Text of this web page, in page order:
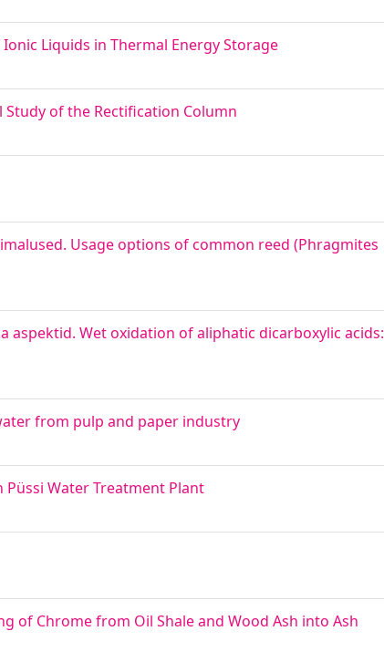
Liquids in Thermal Energy Storage
of the Rectification Column
Usage options of common reed (Phragmites
Wet oxidation of aliphatic dicarboxylic acids:
from pulp and paper industry
Water Treatment Plant
of Chrome from Oil Shale and Wood Ash into Ash